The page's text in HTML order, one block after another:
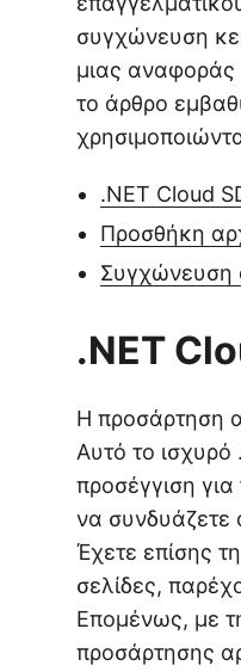
συγχώνευση
μιας αναφοράς
το άρθρο
.NET Cloud
Προσθήκη
Συγχώνευση
.NET
Η προσάρτηση
Αυτό το
προσέγγιση
να συνδυάζετε
Έχετε επίσης
σελίδες,
Επομένως, με
προσάρτησης